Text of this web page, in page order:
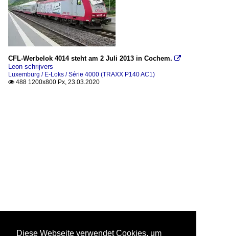
CFL-Werbelok 4014 steht am 2 Juli 2013 in Cochem. 
Leon schrijvers
Luxemburg / E-Loks / Série 4000 (TRAXX P140 AC1)
 488 1200x800 Px, 23.03.2020
Diese Webseite verwendet Cookies, um